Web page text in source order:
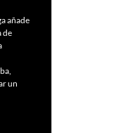
añade
de
un